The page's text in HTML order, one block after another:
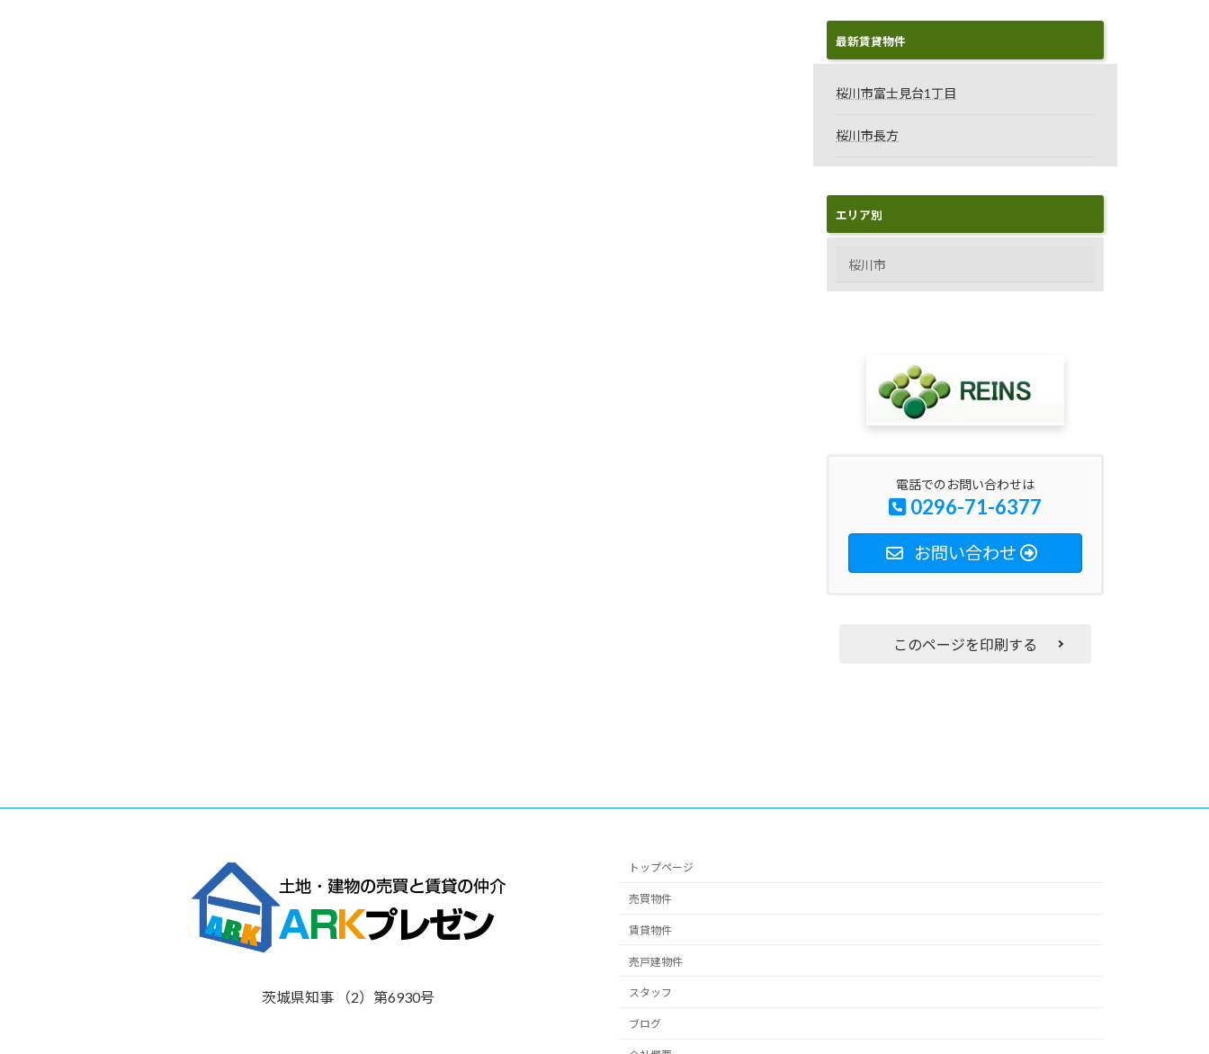
最新賃貸物件
桜川市富士見台1丁目
桜川市長方
エリア別
桜川市
電話でのお問い合わせは
0296-71-6377
お問い合わせ
このページを印刷する
茨城県知事 （2）第6930号
トップページ
売買物件
賃貸物件
売戸建物件
スタッフ
ブログ